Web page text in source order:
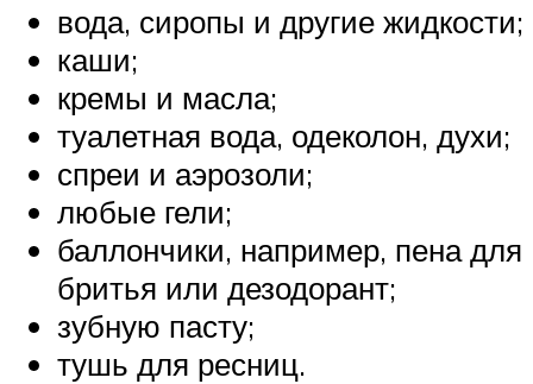
вода, сиропы и другие жидкости;
каши;
кремы и масла;
туалетная вода, одеколон, духи;
спреи и аэрозоли;
любые гели;
баллончики, например, пена для
бритья или дезодорант;
зубную пасту;
тушь для ресниц.